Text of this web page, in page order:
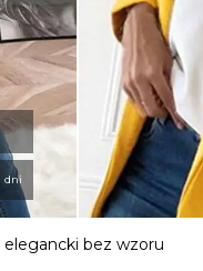
dni
elegancki bez wzoru